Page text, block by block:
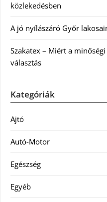
közlekedésben
A jó nyílászáró Győr
Szakatex – Miért a
választás
Kategóriák
Ajtó
Autó-Motor
Egészség
Egyéb